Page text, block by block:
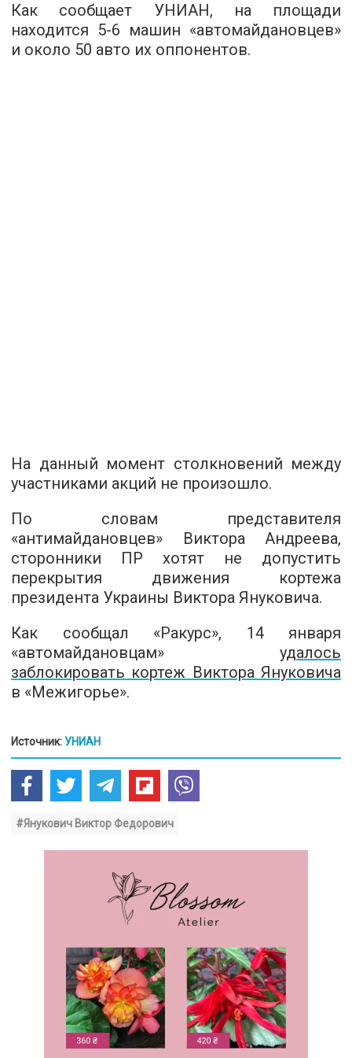
Как сообщает УНИАН, на площади
находится 5-6 машин «автомайдановцев»
и около 50 авто их оппонентов.
На данный момент столкновений между
участниками акций не произошло.
По словам представителя
«антимайдановцев» Виктора Андреева,
сторонники ПР хотят не допустить
перекрытия движения кортежа
президента Украины Виктора Януковича.
Как сообщал «Ракурс», 14 января
«автомайдановцам» удалось
заблокировать кортеж Виктора Януковича
в «Межигорье».
Источник: УНИАН
#Янукович Виктор Федорович